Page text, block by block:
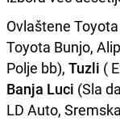
Ovlaštene
Toyota Bunjo,
Polje bb), Tuzli (
Banja Luci (Sla
LD Auto,